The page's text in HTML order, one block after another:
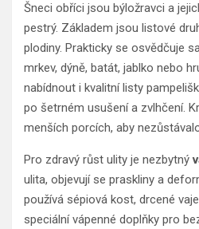
Šneci obříci jsou býložravci a
pestrý. Základem jsou listové
plodiny. Prakticky se osvědčuje
mrkev, dýně, batát, jablko nebo
nabídnout i kvalitní listy
po šetrném usušení a zvlhčení.
menších porcích, aby
Pro zdravý růst ulity je nezbytný
ulita, objevují se praskliny a
používá sépiová kost, drcené
speciální vápenné doplňky pro